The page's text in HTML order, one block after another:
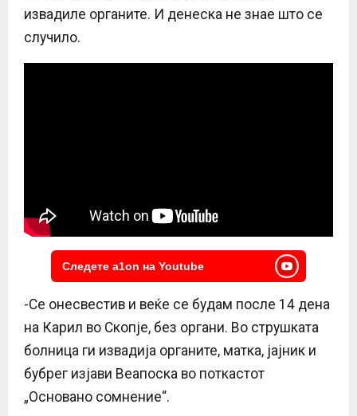
извадиле органите. И денеска не знае што се
случило.
Следете a1on на Youtube
-Се онесвестив и веќе се будам после 14 дена
на Карил во Скопје, без органи. Во струшката
болница ги извадија органите, матка, јајник и
бубрег изјави Веапоска во поткастот
„Основано сомнение“.